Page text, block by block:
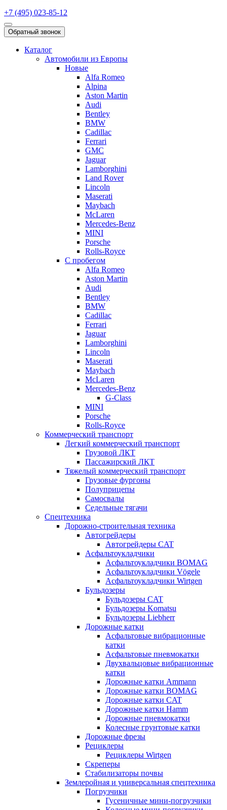
+7 (495) 023-85-12
Обратный звонок
Каталог
Автомобили из Европы
Новые
Alfa Romeo
Alpina
Aston Martin
Audi
Bentley
BMW
Cadillac
Ferrari
GMC
Jaguar
Lamborghini
Land Rover
Lincoln
Maserati
Maybach
McLaren
Mercedes-Benz
MINI
Porsche
Rolls-Royce
С пробегом
Alfa Romeo
Aston Martin
Audi
Bentley
BMW
Cadillac
Ferrari
Jaguar
Lamborghini
Lincoln
Maserati
Maybach
McLaren
Mercedes-Benz
G-Class
MINI
Porsche
Rolls-Royce
Коммерческий транспорт
Легкий коммерческий транспорт
Грузовой ЛКТ
Пассажирский ЛКТ
Тяжелый коммерческий транспорт
Грузовые фургоны
Полуприцепы
Самосвалы
Седельные тягачи
Спецтехника
Дорожно-строительная техника
Автогрейдеры
Автогрейдеры CAT
Асфальтоукладчики
Асфальтоукладчики BOMAG
Асфальтоукладчики Vögele
Асфальтоукладчики Wirtgen
Бульдозеры
Бульдозеры CAT
Бульдозеры Komatsu
Бульдозеры Liebherr
Дорожные катки
Асфальтовые вибрационные
катки
Асфальтовые пневмокатки
Двухвальцовые вибрационные
катки
Дорожные катки Ammann
Дорожные катки BOMAG
Дорожные катки CAT
Дорожные катки Hamm
Дорожные пневмокатки
Колесные грунтовые катки
Дорожные фрезы
Рециклеры
Рециклеры Wirtgen
Скреперы
Стабилизаторы почвы
Землеройная и универсальная спецтехника
Погрузчики
Гусеничные мини-погрузчики